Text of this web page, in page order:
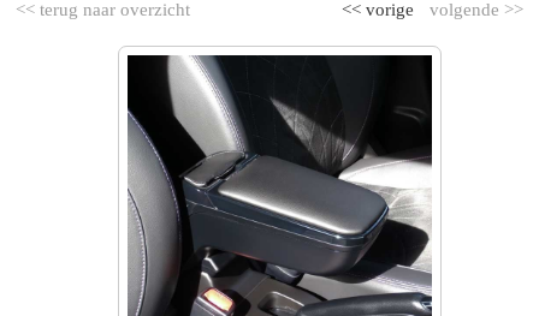
<< terug naar overzicht volgende >>
<< vorige